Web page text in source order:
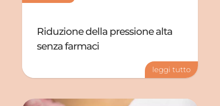
leggi tutto
Riduzione della pressione alta
senza farmaci